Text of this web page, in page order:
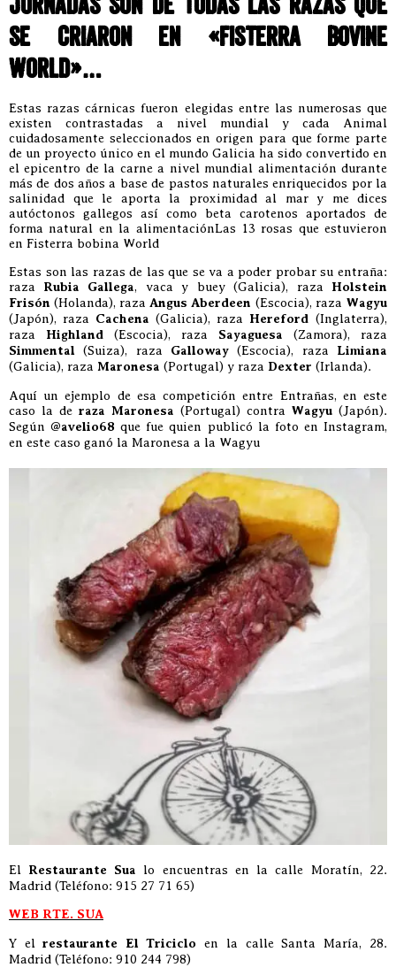
jornadas son de todas las razas que
se criaron en «Fisterra Bovine
World»…
Estas razas cárnicas fueron elegidas entre las numerosas que
existen contrastadas a nivel mundial y cada Animal
cuidadosamente seleccionados en origen para que forme parte
de un proyecto único en el mundo Galicia ha sido convertido en
el epicentro de la carne a nivel mundial alimentación durante
más de dos años a base de pastos naturales enriquecidos por la
salinidad que le aporta la proximidad al mar y me dices
autóctonos gallegos así como beta carotenos aportados de
forma natural en la alimentaciónLas 13 rosas que estuvieron
en Fisterra bobina World
Estas son las razas de las que se va a poder probar su entraña:
raza Rubia Gallega, vaca y buey (Galicia), raza Holstein
Frisón (Holanda), raza Angus Aberdeen (Escocia), raza Wagyu
(Japón), raza Cachena (Galicia), raza Hereford (Inglaterra),
raza Highland (Escocia), raza Sayaguesa (Zamora), raza
Simmental (Suiza), raza Galloway (Escocia), raza Limiana
(Galicia), raza Maronesa (Portugal) y raza Dexter (Irlanda).
Aquí un ejemplo de esa competición entre Entrañas, en este
caso la de raza Maronesa (Portugal) contra Wagyu (Japón).
Según @avelio68 que fue quien publicó la foto en Instagram,
en este caso ganó la Maronesa a la Wagyu
El Restaurante Sua lo encuentras en la calle Moratín, 22.
Madrid (Teléfono: 915 27 71 65)
WEB RTE. SUA
Y el restaurante El Triciclo en la calle Santa María, 28.
Madrid (Teléfono: 910 244 798)